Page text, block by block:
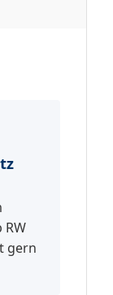
RW
gern